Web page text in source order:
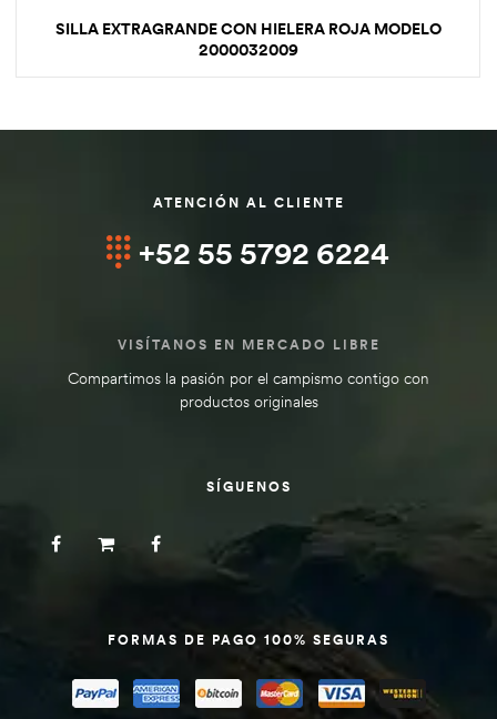
SILLA EXTRAGRANDE CON HIELERA ROJA MODELO
2000032009
ATENCIÓN AL CLIENTE
+52 55 5792 6224
VISÍTANOS EN MERCADO LIBRE
Compartimos la pasión por el campismo contigo con
productos originales
SÍGUENOS
FORMAS DE PAGO 100% SEGURAS